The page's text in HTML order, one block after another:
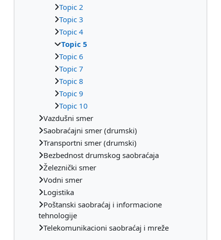
Topic 2
Topic 3
Topic 4
Topic 5
Topic 6
Topic 7
Topic 8
Topic 9
Topic 10
Vazdušni smer
Saobraćajni smer (drumski)
Transportni smer (drumski)
Bezbednost drumskog saobraćaja
Železnički smer
Vodni smer
Logistika
Poštanski saobraćaj i informacione
tehnologije
Telekomunikacioni saobraćaj i mreže